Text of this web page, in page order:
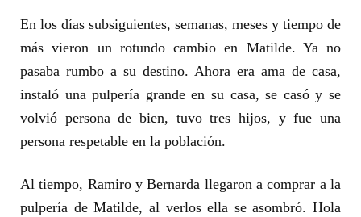
En los días subsiguientes, semanas, meses y tiempo de
más vieron un rotundo cambio en Matilde. Ya no
pasaba rumbo a su destino. Ahora era ama de casa,
instaló una pulpería grande en su casa, se casó y se
volvió persona de bien, tuvo tres hijos, y fue una
persona respetable en la población.
Al tiempo, Ramiro y Bernarda llegaron a comprar a la
pulpería de Matilde, al verlos ella se asombró. Hola